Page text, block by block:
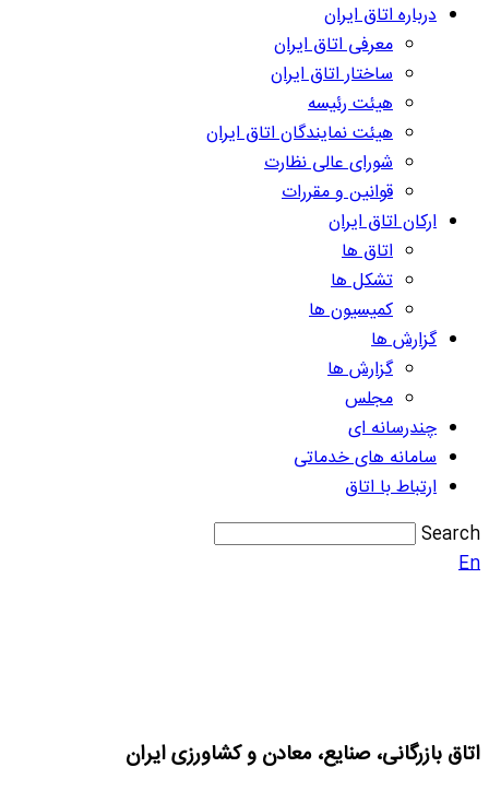
درباره اتاق ایران
معرفی اتاق ایران
ساختار اتاق ایران
هیئت رئیسه
هیئت نمایندگان اتاق ایران
شورای عالی نظارت
قوانین و مقررات
ارکان اتاق ایران
اتاق ها
تشکل ها
کمیسیون ها
گزارش ها
گزارش ها
مجلس
چندرسانه ای
سامانه های خدماتی
ارتباط با اتاق
Search
En
اتاق بازرگانی، صنایع، معادن و کشاورزی ایران